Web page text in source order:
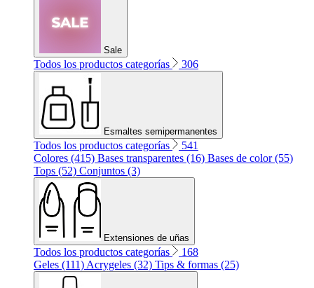
Sale
Todos los productos categorías 306
Esmaltes semipermanentes
Todos los productos categorías
541
Colores (415) Bases transparentes (16) Bases de color (55)
Tops (52) Conjuntos (3)
Extensiones de uñas
Todos los productos categorías
168
Geles (111) Acrygeles (32) Tips & formas (25)